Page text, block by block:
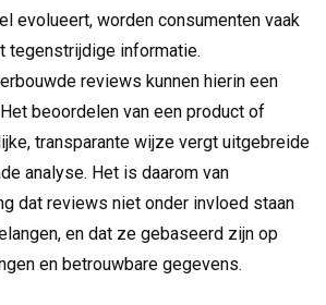
evolueert, worden consumenten vaak
tegenstrijdige informatie.
reviews kunnen hierin een
beoordelen van een product of
transparante wijze vergt uitgebreide
analyse. Het is daarom van
dat reviews niet onder invloed staan
en dat ze gebaseerd zijn op
en betrouwbare gegevens.